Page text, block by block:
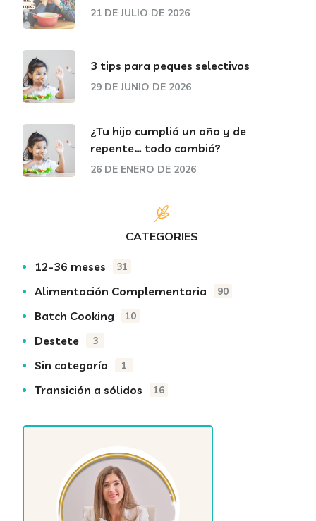
21 DE JULIO DE 2026
3 tips para peques selectivos
29 DE JUNIO DE 2026
¿Tu hijo cumplió un año y de
repente… todo cambió?
26 DE ENERO DE 2026
CATEGORIES
12-36 meses 31
Alimentación Complementaria 90
Batch Cooking 10
Destete 3
Sin categoría 1
Transición a sólidos 16